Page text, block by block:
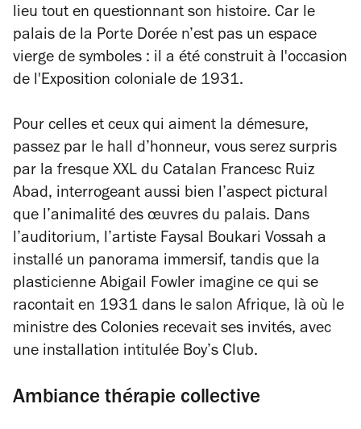
lieu tout en questionnant son histoire. Car le
palais de la Porte Dorée n’est pas un espace
vierge de symboles : il a été construit à l'occasion
de l'Exposition coloniale de 1931.
Pour celles et ceux qui aiment la démesure,
passez par le hall d’honneur, vous serez surpris
par la fresque XXL du Catalan Francesc Ruiz
Abad, interrogeant aussi bien l’aspect pictural
que l’animalité des œuvres du palais. Dans
l’auditorium, l’artiste Faysal Boukari Vossah a
installé un panorama immersif, tandis que la
plasticienne Abigail Fowler imagine ce qui se
racontait en 1931 dans le salon Afrique, là où le
ministre des Colonies recevait ses invités, avec
une installation intitulée Boy’s Club.
Ambiance thérapie collective